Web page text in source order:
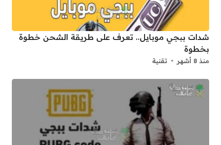
شدات ببجي موبايل.. تعرف على طريقة الشحن خطوة
بخطوة
منذ 8 أشهر تقنية